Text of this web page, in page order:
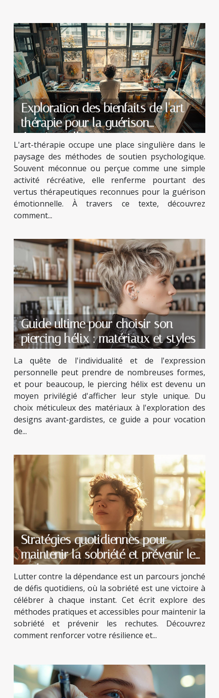
Exploration des bienfaits de l'art-
thérapie pour la guérison
émotionnelle
L'art-thérapie occupe une place singulière dans le
paysage des méthodes de soutien psychologique.
Souvent méconnue ou perçue comme une simple
activité récréative, elle renferme pourtant des
vertus thérapeutiques reconnues pour la guérison
émotionnelle. À travers ce texte, découvrez
comment...
Guide ultime pour choisir son
piercing hélix : matériaux et styles
La quête de l'individualité et de l'expression
personnelle peut prendre de nombreuses formes,
et pour beaucoup, le piercing hélix est devenu un
moyen privilégié d'afficher leur style unique. Du
choix méticuleux des matériaux à l'exploration des
designs avant-gardistes, ce guide a pour vocation
de...
Stratégies quotidiennes pour
maintenir la sobriété et prévenir les
rechutes
Lutter contre la dépendance est un parcours jonché
de défis quotidiens, où la sobriété est une victoire à
célébrer à chaque instant. Cet écrit explore des
méthodes pratiques et accessibles pour maintenir la
sobriété et prévenir les rechutes. Découvrez
comment renforcer votre résilience et...